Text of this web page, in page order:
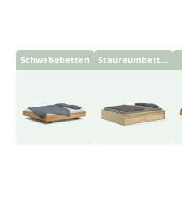
Schwebebetten Stauraumbetten